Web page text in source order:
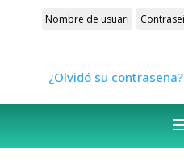
¿Olvidó su contraseña?